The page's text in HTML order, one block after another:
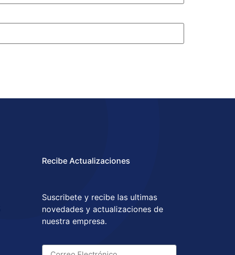
Recibe Actualizaciones
Suscribete y recibe las ultimas
novedades y actualizaciones de
nuestra empresa.